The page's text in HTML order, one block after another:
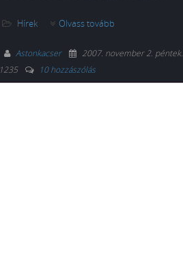
Hírek Olvass tovább
Astonkacser 2007. november 2. péntek.
1235
10 hozzászólás